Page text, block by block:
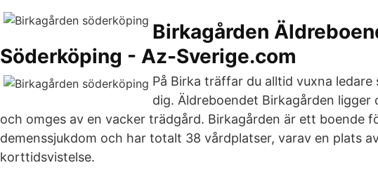
Birkagården
Söderköping - Az-Sverige.com
På Birka träffar du alltid vuxna
dig. Äldreboendet Birkagården ligger
och omges av en vacker trädgård. Birkagården är ett boende
demenssjukdom och har totalt 38 vårdplatser, varav en plats
korttidsvistelse.